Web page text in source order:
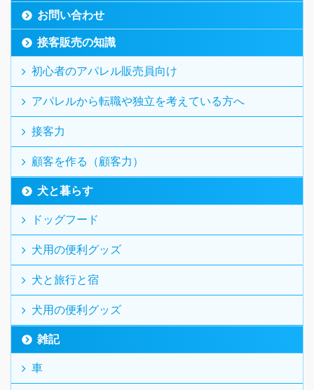
お問い合わせ
接客販売の知識
初心者のアパレル販売員向け
アパレルから転職や独立を考えている方へ
接客力
顧客を作る（顧客力）
犬と暮らす
ドッグフード
犬用の便利グッズ
犬と旅行と宿
犬用の便利グッズ
雑記
車